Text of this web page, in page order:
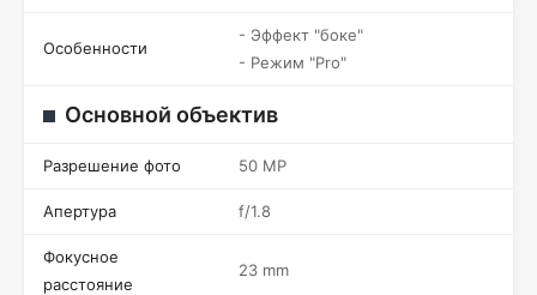
Особенности
- Эффект "боке"
- Режим "Pro"
Основной объектив
Разрешение фото 50 MP
Апертура f/1.8
Фокусное
расстояние
23 mm